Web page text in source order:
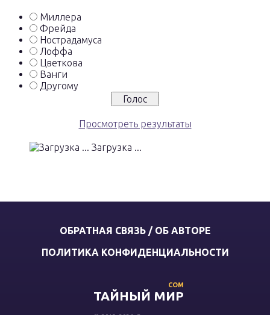
Миллера
Фрейда
Нострадамуса
Лоффа
Цветкова
Ванги
Другому
Просмотреть результаты
Загрузка ...
ОБРАТНАЯ СВЯЗЬ / ОБ АВТОРЕ
ПОЛИТИКА КОНФИДЕНЦИАЛЬНОСТИ
ТАЙНЫЙ МИР
COM